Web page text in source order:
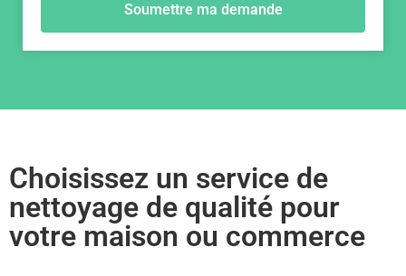
Soumettre ma demande
Choisissez un service de
nettoyage de qualité pour
votre maison ou commerce